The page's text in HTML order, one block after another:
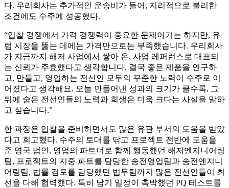
다. 우리회사는 추가적인 운송비가 들어, 지리적으로 불리한
조건에도 수주에 성공했다.
“입찰 경쟁에서 가격 경쟁력이 중요한 문제이기는 하지만, 유
럽 시장을 뚫는 데에는 가격만으로는 부족했습니다. 우리회사
가 지금까지 해저 사업에서 쌓아 온, 사업 레퍼런스로 대표되
는 신뢰가 주효했다고 생각합니다. 결국 좋은 제품을 연구하
고, 만들고, 영업하는 전선인 모두의 꾸준한 노력이 수주로 이
어졌다고 생각해요. 오늘 만들어낸 성과의 크기가 클수록, 그
뒤에 숨은 전선인들의 노력과 희생은 더욱 크다는 사실을 말하
고 싶습니다.”
한 과장은 입찰을 준비하면서도 많은 유관 부서의 도움을 받았
다고 회고했다. 수주의 토대를 닦고 프로젝트 전반에 도움을
준 영국 법인, 영업의 파트너로 함께 행동했던 해저엔지니어링
팀, 프로젝트의 지중 파트를 담당한 송전영업팀과 송전엔지니
어링팀, 법률 검토를 담당했던 법무팀까지 많은 전선인들이 최
선을 다해 협력했다. 특히 납기 일정이 촉박했던 PQ 테스트를